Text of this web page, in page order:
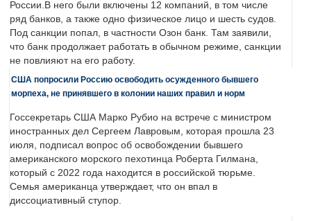
России.В него были включены 12 компаний, в том числе
ряд банков, а также одно физическое лицо и шесть судов.
Под санкции попал, в частности Озон банк. Там заявили,
что банк продолжает работать в обычном режиме, санкции
не повлияют на его работу.
США попросили Россию освободить осужденного бывшего
морпеха, не принявшего в колонии наших правил и норм
Госсекретарь США Марко Рубио на встрече с министром
иностранных дел Сергеем Лавровым, которая прошла 23
июля, подписал вопрос об освобождении бывшего
американского морского пехотинца Роберта Гилмана,
который с 2022 года находится в российской тюрьме.
Семья американца утверждает, что он впал в
диссоциативный ступор.